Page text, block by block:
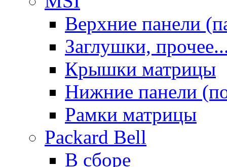
Верхние панели
Заглушки,
Крышки матрицы
Нижние панели
Рамки матрицы
Packard Bell
В сборе